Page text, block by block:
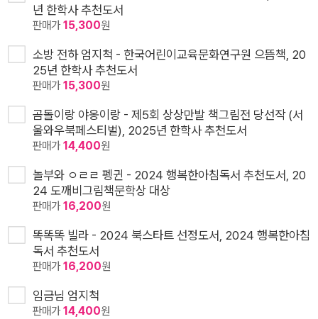
년 한학사 추천도서
판매가15,300원
소방 전하 엄지척 - 한국어린이교육문화연구원 으뜸책, 20
25년 한학사 추천도서
판매가15,300원
곰돌이랑 야옹이랑 - 제5회 상상만발 책그림전 당선작 (서
울와우북페스티벌), 2025년 한학사 추천도서
판매가14,400원
놀부와 ㅇㄹㄹ 펭귄 - 2024 행복한아침독서 추천도서, 20
24 도깨비그림책문학상 대상
판매가16,200원
똑똑똑 빌라 - 2024 북스타트 선정도서, 2024 행복한아침
독서 추천도서
판매가16,200원
임금님 엄지척
판매가14,400원